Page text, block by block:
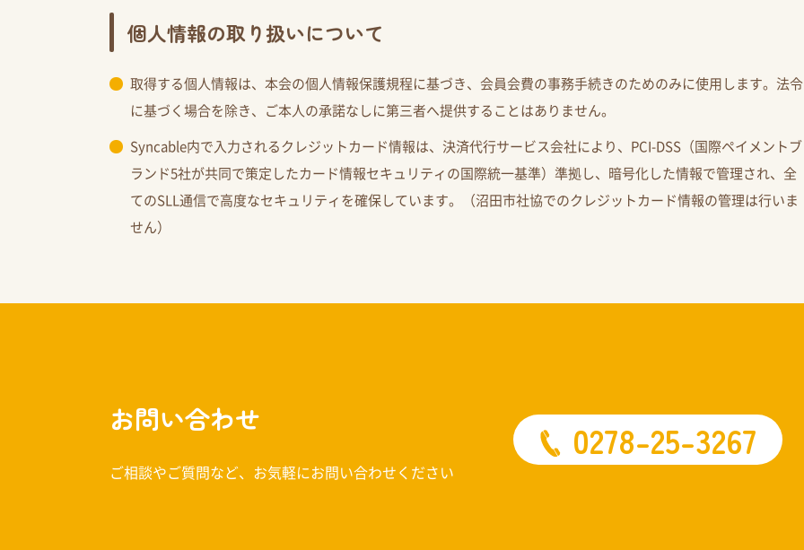
個人情報の取り扱いについて
取得する個人情報は、本会の個人情報保護規程に基づき、会員会費の事務手続きのためのみに使用します。法令
に基づく場合を除き、ご本人の承諾なしに第三者へ提供することはありません。
Syncable内で入力されるクレジットカード情報は、決済代行サービス会社により、PCI-DSS（国際ペイメントブ
ランド5社が共同で策定したカード情報セキュリティの国際統一基準）準拠し、暗号化した情報で管理され、全
てのSLL通信で高度なセキュリティを確保しています。（沼田市社協でのクレジットカード情報の管理は行いま
せん）
お問い合わせ
ご相談やご質問など、お気軽にお問い合わせください
0278-25-3267